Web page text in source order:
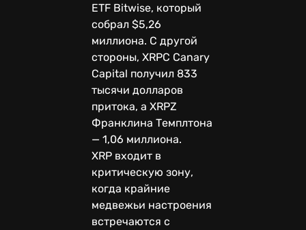
ETF Bitwise, который
собрал $5,26
миллиона. С другой
стороны, XRPC Canary
Capital получил 833
тысячи долларов
притока, а XRPZ
Франклина Темплтона
— 1,06 миллиона.
XRP входит в
критическую зону,
когда крайние
медвежьи настроения
встречаются с